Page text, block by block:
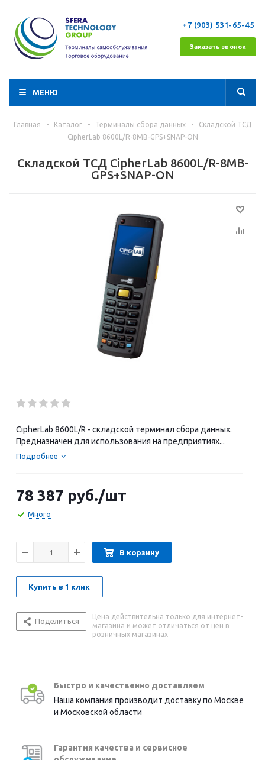
+7 (903) 531-65-45
Заказать звонок
МЕНЮ
Главная - Каталог - Терминалы сбора данных -
Складской ТСД
CipherLab 8600L/R-8MB-GPS+SNAP-ON
Складской ТСД CipherLab 8600L/R-8MB-
GPS+SNAP-ON
CipherLab 8600L/R - складской терминал сбора данных.
Предназначен для использования на предприятиях...
Подробнее
78 387 руб./шт
Много
В корзину
Купить в 1 клик
Поделиться
Цена действительна только для интернет-
магазина и может отличаться от цен в
розничных магазинах
Быстро и качественно доставляем
Наша компания производит доставку по Москве
и Московской области
Гарантия качества и сервисное